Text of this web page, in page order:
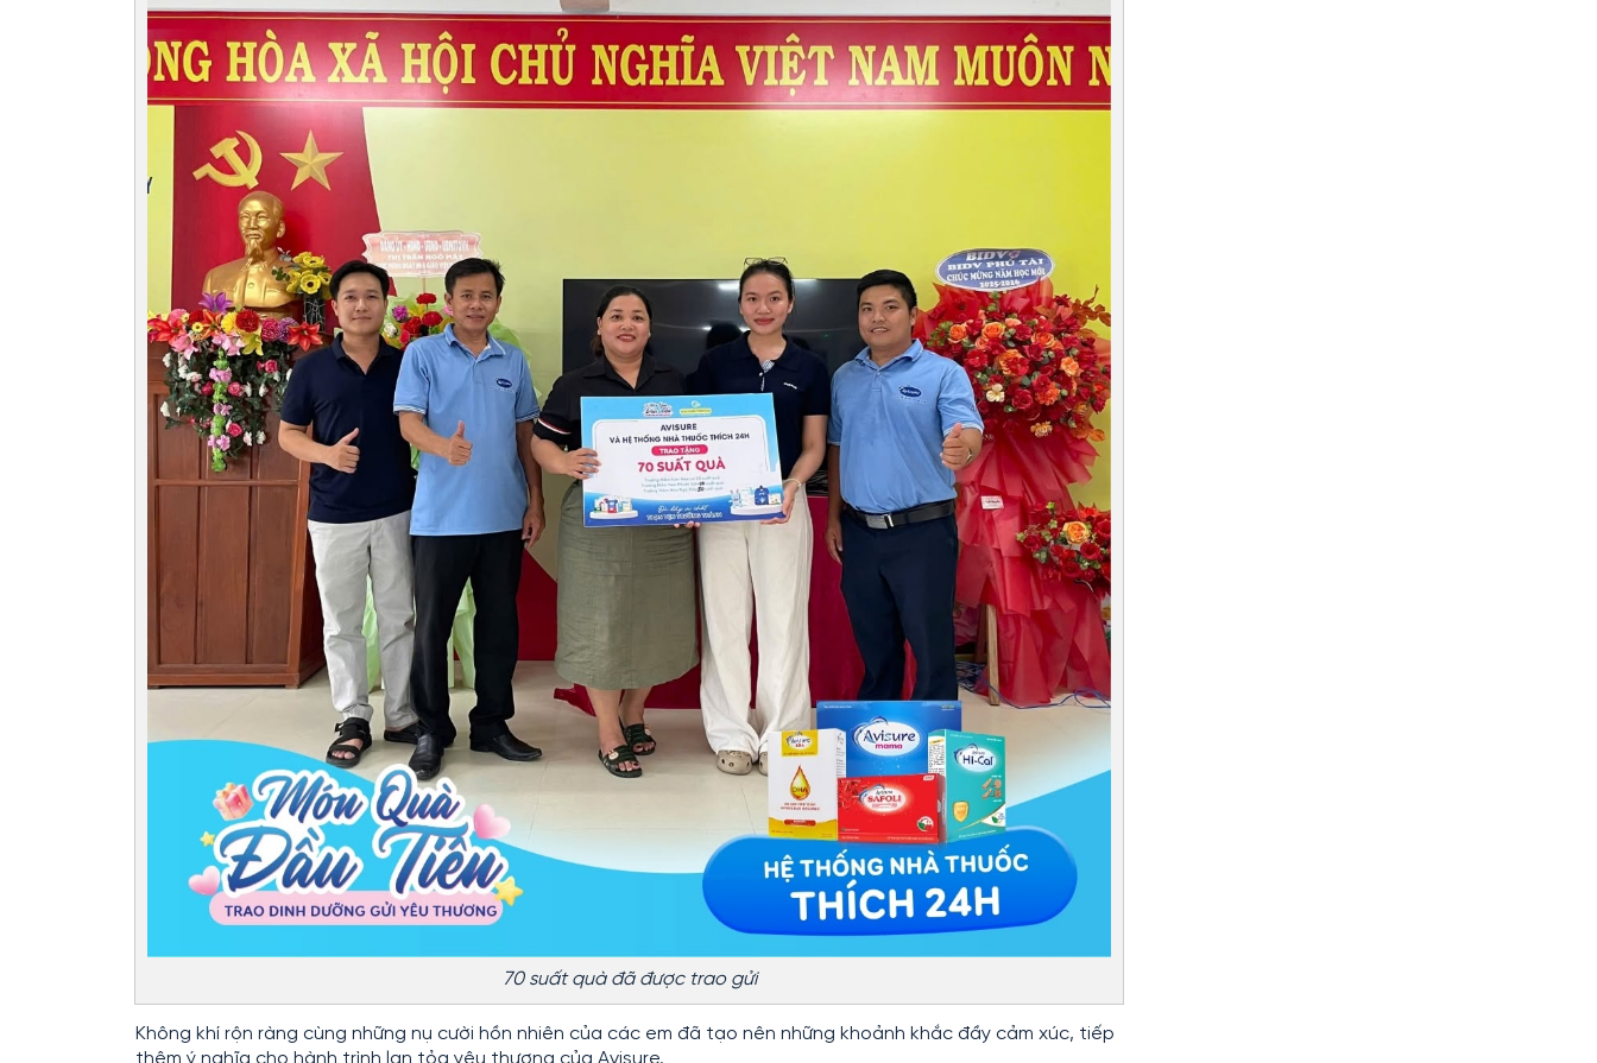
70 suất quà đã được trao gửi
Không khí rộn ràng cùng những nụ cười hồn nhiên của các em đã tạo nên những khoảnh khắc đầy cảm xúc, tiếp
thêm ý nghĩa cho hành trình lan tỏa yêu thương của Avisure.